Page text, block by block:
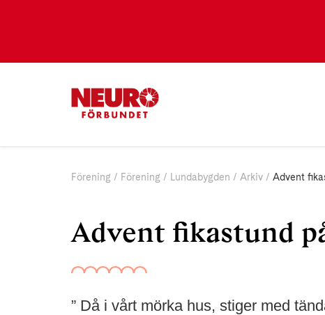
Förening Förening Lundabygden Arkiv Advent
Advent fikastund
” Då i vårt mörka hus, stiger med